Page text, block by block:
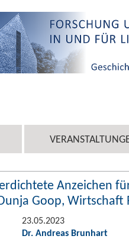
Anzeichen
Goop, Wirtschaft
23.05.2023
Dr. Andreas Brunhart